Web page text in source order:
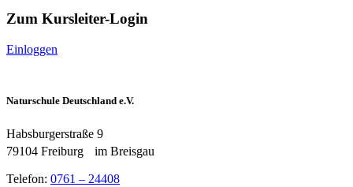
Zum Kursleiter-Login
Einloggen
Naturschule Deutschland e.V.
Habsburgerstraße 9
79104 Freiburg im Breisgau
Telefon: 0761 – 24408